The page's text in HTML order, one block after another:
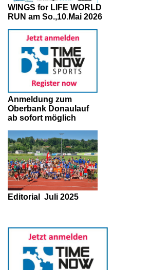
WINGS for LIFE WORLD
RUN am So.,10.Mai 2026
Anmeldung zum
Oberbank Donaulauf
ab sofort möglich
Editorial Juli 2025